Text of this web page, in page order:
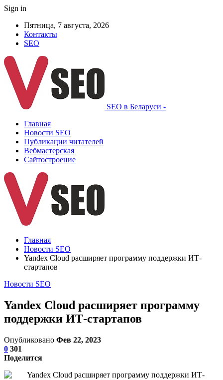
Sign in
Пятница, 7 августа, 2026
Контакты
SEO
SEO в Беларуси -
Главная
Новости SEO
Публикации читателей
Вебмастерская
Сайтостроение
Главная
Новости SEO
Yandex Cloud расширяет программу поддержки ИТ-
стартапов
Новости SEO
Yandex Cloud расширяет программу
поддержки ИТ-стартапов
Опубликовано Фев 22, 2023
0 301
Поделится